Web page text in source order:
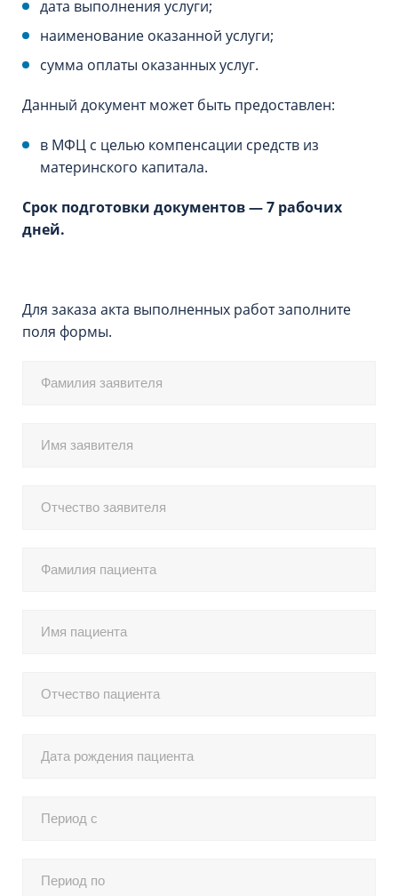
дата выполнения услуги;
наименование оказанной услуги;
сумма оплаты оказанных услуг.
Данный документ может быть предоставлен:
в МФЦ с целью компенсации средств из
материнского капитала.
Срок подготовки документов — 7 рабочих
дней.
Для заказа акта выполненных работ заполните
поля формы.